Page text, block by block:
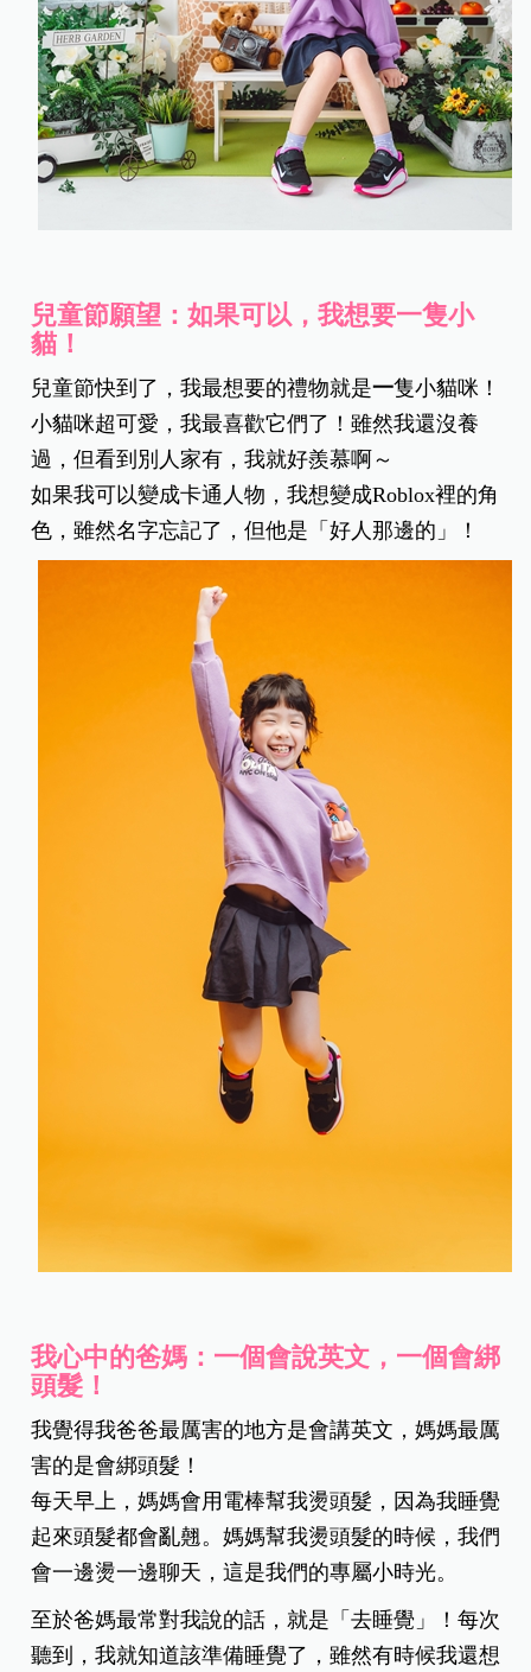
兒童節願望：如果可以，我想要一隻小
貓！
兒童節快到了，我最想要的禮物就是一隻小貓咪！
小貓咪超可愛，我最喜歡它們了！雖然我還沒養
過，但看到別人家有，我就好羨慕啊～
如果我可以變成卡通人物，我想變成Roblox裡的角
色，雖然名字忘記了，但他是「好人那邊的」！
我心中的爸媽：一個會說英文，一個會綁
頭髮！
我覺得我爸爸最厲害的地方是會講英文，媽媽最厲
害的是會綁頭髮！
每天早上，媽媽會用電棒幫我燙頭髮，因為我睡覺
起來頭髮都會亂翹。媽媽幫我燙頭髮的時候，我們
會一邊燙一邊聊天，這是我們的專屬小時光。
至於爸媽最常對我說的話，就是「去睡覺」！每次
聽到，我就知道該準備睡覺了，雖然有時候我還想